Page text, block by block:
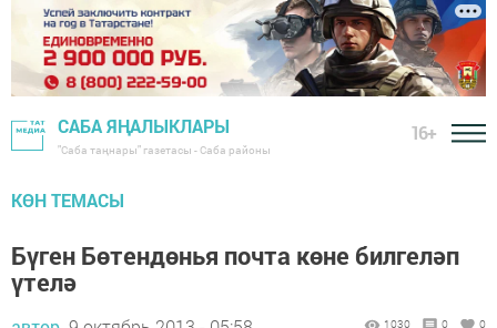
САБА ЯҢАЛЫКЛАРЫ
"Саба таңнары" газетасы - Саба районы
16+
КӨН ТЕМАСЫ
Бүген Бөтендөнья почта көне билгеләп
үтелә
1030 0 0